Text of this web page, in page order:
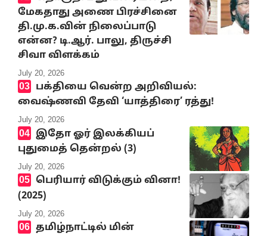
மேகதாது அணை பிரச்சினை
தி.மு.க.வின் நிலைப்பாடு
என்ன? டி.ஆர். பாலு, திருச்சி
சிவா விளக்கம்
July 20, 2026
பக்தியை வென்ற அறிவியல்:
வைஷ்ணவி தேவி ‘யாத்திரை’ ரத்து!
July 20, 2026
இதோ ஓர் இலக்கியப்
புதுமைத் தென்றல் (3)
July 20, 2026
பெரியார் விடுக்கும் வினா!
(2025)
July 20, 2026
தமிழ்நாட்டில் மின்